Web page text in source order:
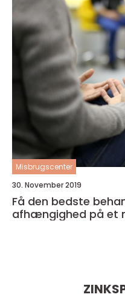
Misbrugscenter
30. November 2019
Få den bedste
afhængighed på et